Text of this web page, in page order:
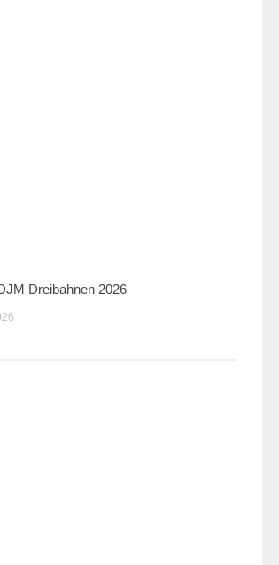
Dreibahnen 2026